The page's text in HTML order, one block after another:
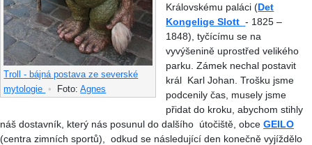
Troll - bájná postava ze severské
mytologie • Foto:Agnes
Královskému paláci (Det
Kongelige Slott - 1825 –
1848), tyčícímu se na
vyvýšenině uprostřed velikého
parku. Zámek nechal postavit
král Karl Johan. Trošku jsme
podcenily čas, musely jsme
přidat do kroku, abychom stihly
náš dostavník, který nás posunul do dalšího útočiště, obce GEILO
(centra zimních sportů), odkud se následující den konečně vyjíždělo